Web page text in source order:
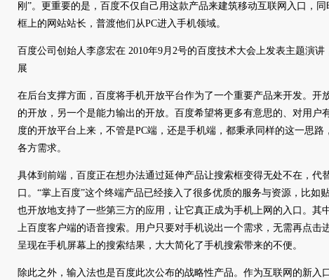
刚”。更重要的是，百度不仅自己用这款产品来建筑移动互联网入口，
框上的网站站长，普渡他们从PC进入手机领域。
百度公司创始人李彦宏在 2010年9月2号的百度技术大会上发表主题演讲
展
在后台支撑方面，百度将手机开放平台作为了一个重要产品来开发。开
的开放，另一个是能力输出的开放。百度希望将更多有意思的、对用户
度的开放平台上来，不管是PC端，还是手机端，都秉承同样的这一思
各方需求。
具体到前端，百度正在想办法通过延伸产品让搜索框变得无处不在，代
口。“掌上百度”这个终端产品已经接入了很多优质的服务与资源，比如
也开放地支持了一些第三方的应用，让它真正成为手机上网的入口。其
上百度客户端的语音搜索。用户只要对手机说出一个需求，无需再点击
呈现在手机屏幕上的搜索结果，大大简化了手机搜索带来的不便。
除此之外，输入法也是百度此次公布的战略性产品。作为互联网的新入